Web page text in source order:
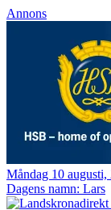
Annons
Måndag 10 augusti,
Dagens namn: Lars